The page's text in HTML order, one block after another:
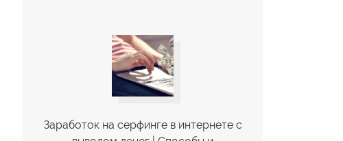
Заработок на серфинге в интернете с